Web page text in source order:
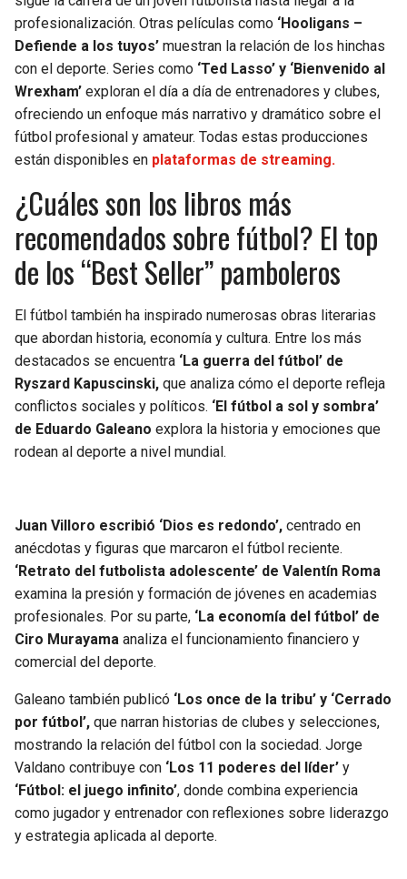
profesionalización. Otras películas como ‘Hooligans –
Defiende a los tuyos’ muestran la relación de los hinchas
con el deporte. Series como ‘Ted Lasso’ y ‘Bienvenido al
Wrexham’ exploran el día a día de entrenadores y clubes,
ofreciendo un enfoque más narrativo y dramático sobre el
fútbol profesional y amateur. Todas estas producciones
están disponibles en plataformas de streaming.
¿Cuáles son los libros más
recomendados sobre fútbol? El top
de los “Best Seller” pamboleros
El fútbol también ha inspirado numerosas obras literarias
que abordan historia, economía y cultura. Entre los más
destacados se encuentra ‘La guerra del fútbol’ de
Ryszard Kapuscinski, que analiza cómo el deporte refleja
conflictos sociales y políticos. ‘El fútbol a sol y sombra’
de Eduardo Galeano explora la historia y emociones que
rodean al deporte a nivel mundial.
Juan Villoro escribió ‘Dios es redondo’, centrado en
anécdotas y figuras que marcaron el fútbol reciente.
‘Retrato del futbolista adolescente’ de Valentín Roma
examina la presión y formación de jóvenes en academias
profesionales. Por su parte, ‘La economía del fútbol’ de
Ciro Murayama analiza el funcionamiento financiero y
comercial del deporte.
Galeano también publicó ‘Los once de la tribu’ y ‘Cerrado
por fútbol’, que narran historias de clubes y selecciones,
mostrando la relación del fútbol con la sociedad. Jorge
Valdano contribuye con ‘Los 11 poderes del líder’ y
‘Fútbol: el juego infinito’, donde combina experiencia
como jugador y entrenador con reflexiones sobre liderazgo
y estrategia aplicada al deporte.